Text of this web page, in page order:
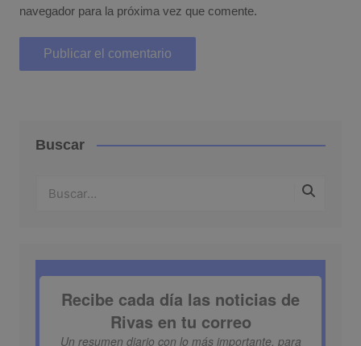
navegador para la próxima vez que comente.
Buscar